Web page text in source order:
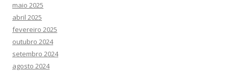
maio 2025
abril 2025
fevereiro 2025
outubro 2024
setembro 2024
agosto 2024